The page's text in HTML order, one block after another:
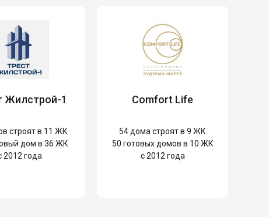
Жилстрой-1
строят в 11 ЖК
дом в 36 ЖК
2012 года
Comfort Life
54 дома строят в 9 ЖК
50 готовых домов в 10 ЖК
с 2012 года